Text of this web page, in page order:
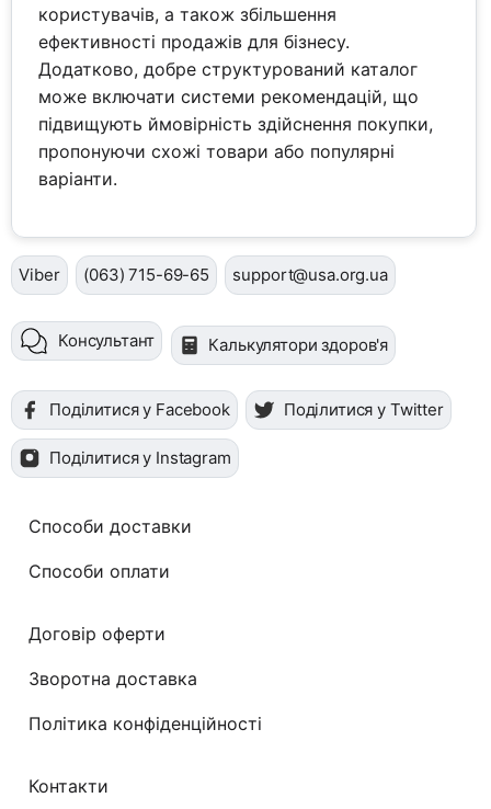
користувачів, а також збільшення
ефективності продажів для бізнесу.
Додатково, добре структурований каталог
може включати системи рекомендацій, що
підвищують ймовірність здійснення покупки,
пропонуючи схожі товари або популярні
варіанти.
Viber (063) 715-69-65 support@usa.org.ua
Консультант Калькулятори здоров'я
Поділитися у Facebook Поділитися у Twitter
Поділитися у Instagram
Способи доставки
Способи оплати
Договір оферти
Зворотна доставка
Політика конфіденційності
Контакти